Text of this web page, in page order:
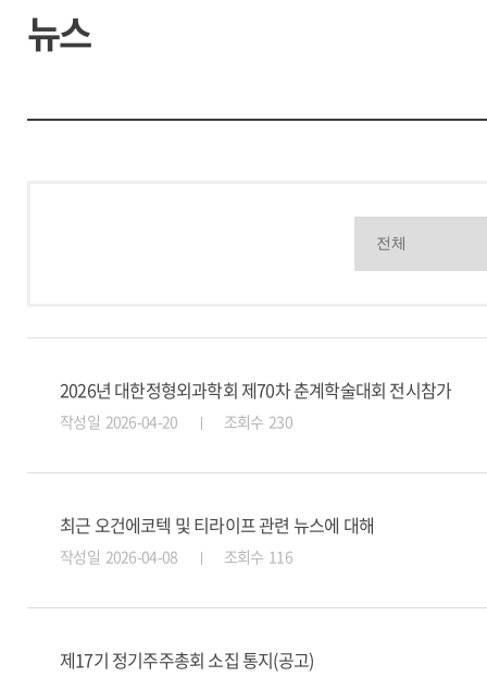
뉴스
2026년 대한정형외과학회 제70차 춘계학술대회 전시참가
작성일 2026-04-20 조회수 230
최근 오건에코텍 및 티라이프 관련 뉴스에 대해
작성일 2026-04-08 조회수 116
제17기 정기주주총회 소집 통지(공고)